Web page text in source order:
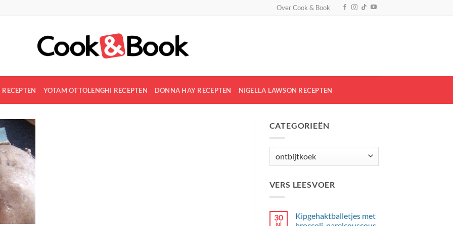
Over Cook & Book
YOTAM OTTOLENGHI RECEPTEN DONNA HAY RECEPTEN NIGELLA LAWSON RECEPTEN
CATEGORIEËN
Categorieën
VERS LEESVOER
30
jul
Kipgehaktballetjes met